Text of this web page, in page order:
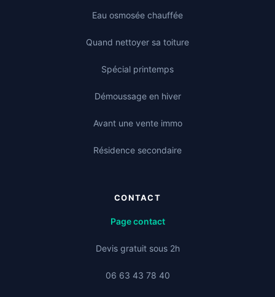
Eau osmosée chauffée
Quand nettoyer sa toiture
Spécial printemps
Démoussage en hiver
Avant une vente immo
Résidence secondaire
CONTACT
Page contact
Devis gratuit sous 2h
06 63 43 78 40